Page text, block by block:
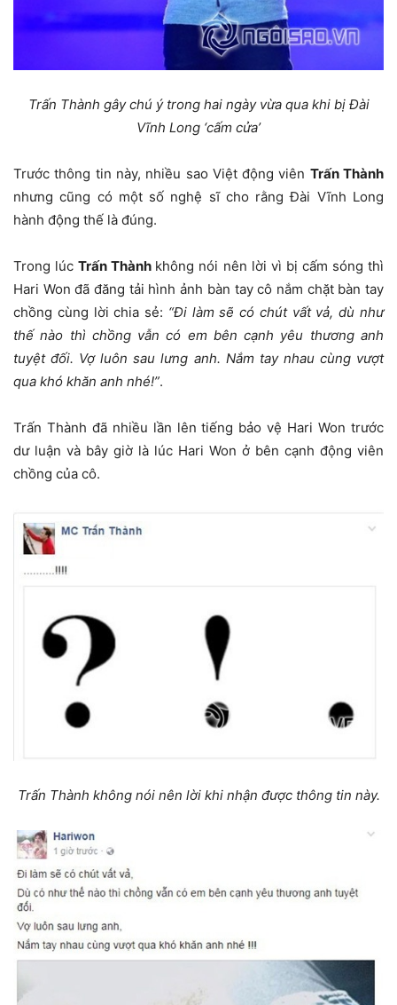
Trấn Thành gây chú ý trong hai ngày vừa qua khi bị Đài
Vĩnh Long ‘cấm cửa’
Trước thông tin này, nhiều sao Việt động viên Trấn Thành
nhưng cũng có một số nghệ sĩ cho rằng Đài Vĩnh Long
hành động thế là đúng.
Trong lúcTrấn Thành không nói nên lời vì bị cấm sóng thì
Hari Won đã đăng tải hình ảnh bàn tay cô nắm chặt bàn tay
chồng cùng lời chia sẻ: “Đi làm sẽ có chút vất vả, dù như
thế nào thì chồng vẫn có em bên cạnh yêu thương anh
tuyệt đối. Vợ luôn sau lưng anh. Nắm tay nhau cùng vượt
qua khó khăn anh nhé!”.
Trấn Thành đã nhiều lần lên tiếng bảo vệ Hari Won trước
dư luận và bây giờ là lúc Hari Won ở bên cạnh động viên
chồng của cô.
Trấn Thành không nói nên lời khi nhận được thông tin này.